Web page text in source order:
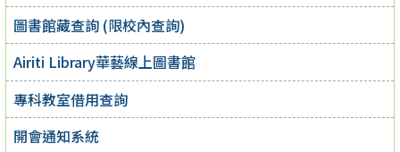
圖書館藏查詢 (限校內查詢)
Airiti Library華藝線上圖書館
專科教室借用查詢
開會通知系統